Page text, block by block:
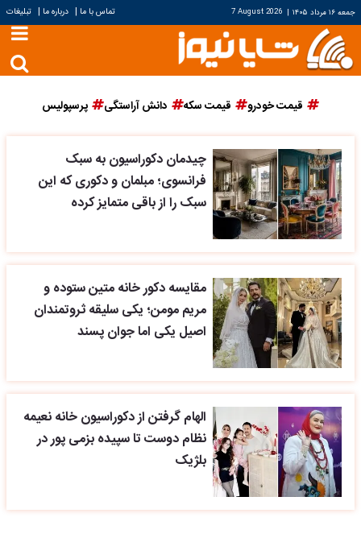
جمعه ۱۶ مرداد ۱۴۰۵ |
7 August 2026 تماس با ما | درباره ما | تبلیغات
قیمت خودرو قیمت سکه دانش آراستگی پرسپولیس
چیدمان دکوراسیون به سبک
فرانسوی؛ مبلمان و دکوری که این
سبک را از باقی متمایز کرده
مقایسه دکور خانه متین ستوده و
مریم مومن؛ یکی سلیقه ثروتمندان
اصیل یکی اما جوان پسند
الهام گرفتن از دکوراسیون خانه نعیمه
نظام دوست تا سپیده بزمی پور در
بلژیک